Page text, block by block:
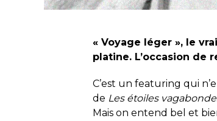
« Voyage léger », le
platine. L’occasion de
C’est un featuring qui
de Les étoiles
Mais on entend bel et